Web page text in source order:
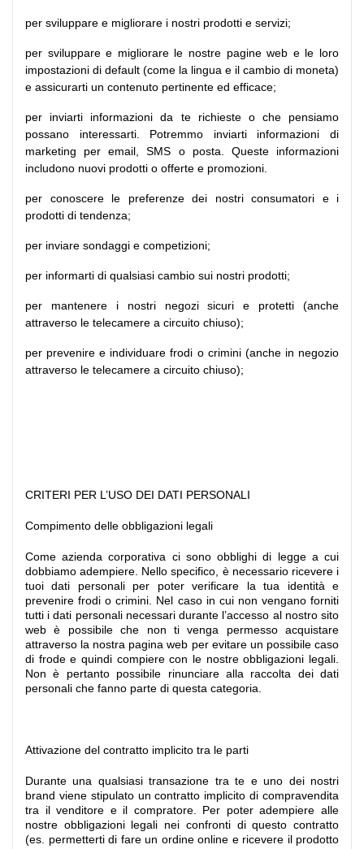
per sviluppare e migliorare i nostri prodotti e servizi;
per sviluppare e migliorare le nostre pagine web e le loro
impostazioni di default (come la lingua e il cambio di moneta)
e assicurarti un contenuto pertinente ed efficace;
per inviarti informazioni da te richieste o che pensiamo
possano interessarti. Potremmo inviarti informazioni di
marketing per email, SMS o posta. Queste informazioni
includono nuovi prodotti o offerte e promozioni.
per conoscere le preferenze dei nostri consumatori e i
prodotti di tendenza;
per inviare sondaggi e competizioni;
per informarti di qualsiasi cambio sui nostri prodotti;
per mantenere i nostri negozi sicuri e protetti (anche
attraverso le telecamere a circuito chiuso);
per prevenire e individuare frodi o crimini (anche in negozio
attraverso le telecamere a circuito chiuso);
CRITERI PER L’USO DEI DATI PERSONALI
Compimento delle obbligazioni legali
Come azienda corporativa ci sono obblighi di legge a cui
dobbiamo adempiere. Nello specifico, è necessario ricevere i
tuoi dati personali per poter verificare la tua identità e
prevenire frodi o crimini. Nel caso in cui non vengano forniti
tutti i dati personali necessari durante l’accesso al nostro sito
web è possibile che non ti venga permesso acquistare
attraverso la nostra pagina web per evitare un possibile caso
di frode e quindi compiere con le nostre obbligazioni legali.
Non è pertanto possibile rinunciare alla raccolta dei dati
personali che fanno parte di questa categoria.
Attivazione del contratto implicito tra le parti
Durante una qualsiasi transazione tra te e uno dei nostri
brand viene stipulato un contratto implicito di compravendita
tra il venditore e il compratore. Per poter adempiere alle
nostre obbligazioni legali nei confronti di questo contratto
(es. permetterti di fare un ordine online e ricevere il prodotto